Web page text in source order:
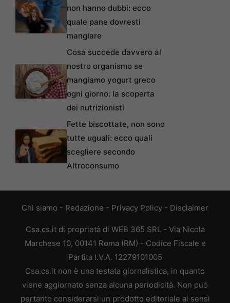
non hanno dubbi: ecco
quale pane dovresti
mangiare
Cosa succede davvero al
nostro organismo se
mangiamo yogurt greco
ogni giorno: la scoperta
dei nutrizionisti
Fette biscottate, non sono
tutte uguali: ecco quali
scegliere secondo
Altroconsumo
Chi siamo - Redazione - Privacy Policy - Disclaimer
Csa.cs.it di proprietà di WEB 365 SRL - Via Nicola
Marchese 10, 00141 Roma (RM) - Codice Fiscale e
Partita I.V.A. 12279101005
Csa.cs.it non è una testata giornalistica, in quanto
viene aggiornato senza alcuna periodicità. Non può
pertanto considerarsi un prodotto editoriale ai sensi